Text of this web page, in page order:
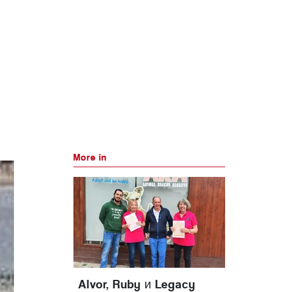
More in
Alvor, Ruby и Legacy